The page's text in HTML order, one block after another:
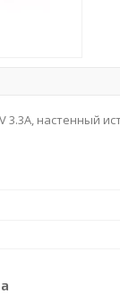
3.3A, настенный